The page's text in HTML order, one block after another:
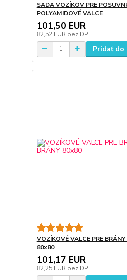
SADA VOZÍKOV PRE
POLYAMIDOVÉ VALCE
101,50 EUR
82,52 EUR bez DPH
Pridať do
VOZÍKOVÉ VALCE PRE
80x80
101,17 EUR
82,25 EUR bez DPH